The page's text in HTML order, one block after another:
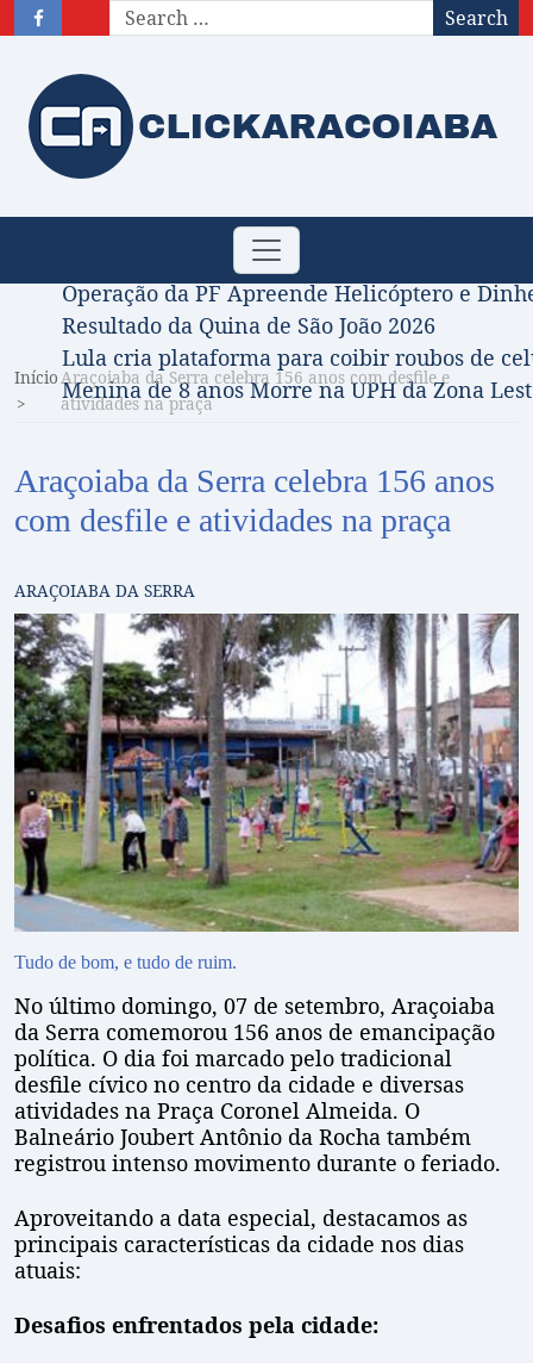
Search
Toggle
navigation
Obituário – Nota de falecimento: 31/07/2026
Comissão Aprova Projeto de Jilmar Tatto
Operação da PF Apreende Helicóptero e
Resultado da Quina de São João 2026
Lula cria plataforma para coibir roubos de
Menina de 8 anos Morre na UPH da Zona
InícioAraçoiaba da Serra celebra 156 anos com desfile e
atividades na praça
Araçoiaba da Serra celebra 156 anos
com desfile e atividades na praça
ARAÇOIABA DA SERRA
Tudo de bom, e tudo de ruim.
No último domingo, 07 de setembro, Araçoiaba
da Serra comemorou 156 anos de emancipação
política. O dia foi marcado pelo tradicional
desfile cívico no centro da cidade e diversas
atividades na Praça Coronel Almeida. O
Balneário Joubert Antônio da Rocha também
registrou intenso movimento durante o feriado.
Aproveitando a data especial, destacamos as
principais características da cidade nos dias
atuais:
Desafios enfrentados pela cidade: